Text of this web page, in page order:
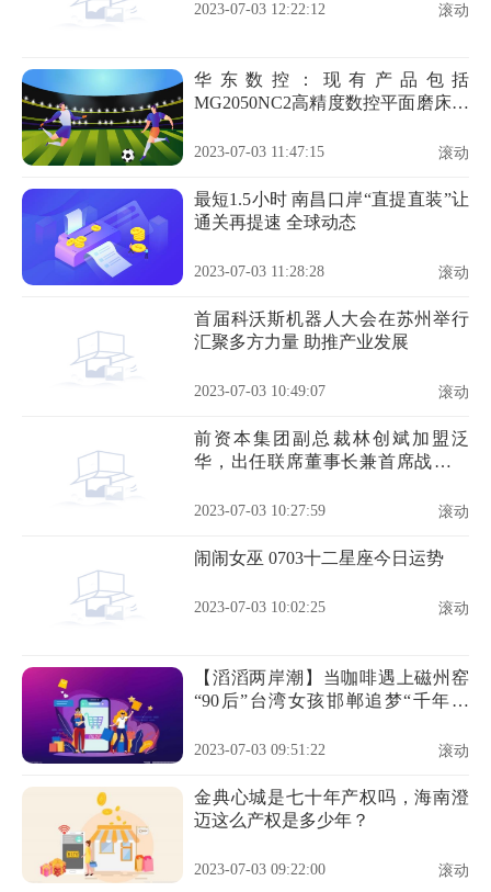
2023-07-03 12:22:12 滚动
华东数控：现有产品包括
MG2050NC2高精度数控平面磨床、
点
2023-07-03 11:47:15 滚动
最短1.5小时 南昌口岸“直提直装”让
通关再提速 全球动态
2023-07-03 11:28:28 滚动
首届科沃斯机器人大会在苏州举行
汇聚多方力量 助推产业发展
2023-07-03 10:49:07 滚动
前资本集团副总裁林创斌加盟泛
华，出任联席董事长兼首席战略官
2023-07-03 10:27:59 滚动
闹闹女巫 0703十二星座今日运势
2023-07-03 10:02:25 滚动
【滔滔两岸潮】当咖啡遇上磁州窑
“90后”台湾女孩邯郸追梦“千年窑
2023-07-03 09:51:22 滚动
金典心城是七十年产权吗，海南澄
迈这么产权是多少年？
2023-07-03 09:22:00 滚动